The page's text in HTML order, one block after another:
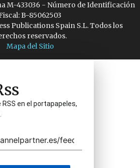
M-433036 - Número de Identificación
B-85062503
Publications Spain S.L. Todos los
reservados.
Mapa del Sitio
en el portapapeles,